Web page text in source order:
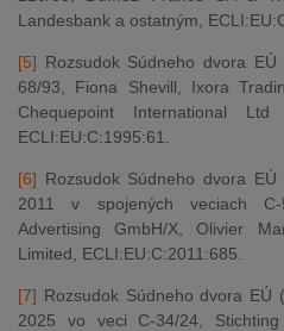
Landesbank a ostatným,
[5] Rozsudok Súdneho dvora
68/93, Fiona Shevill, Ixora
Chequepoint International
ECLI:EU:C:1995:61.
[6] Rozsudok Súdneho dvora
2011 v spojených veciach
Advertising GmbH/X, Olivier
Limited, ECLI:EU:C:2011:685.
[7] Rozsudok Súdneho dvora
2025 vo veci C-34/24,